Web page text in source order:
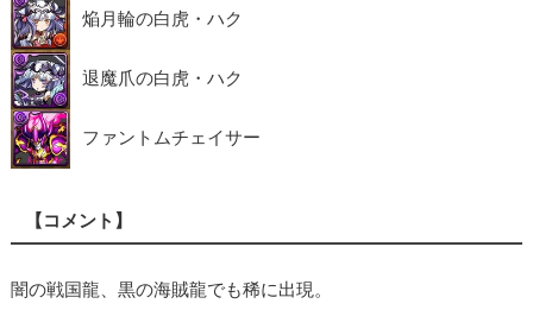
焔月輪の白虎・ハク
退魔爪の白虎・ハク
ファントムチェイサー
【コメント】
闇の戦国龍、黒の海賊龍でも稀に出現。